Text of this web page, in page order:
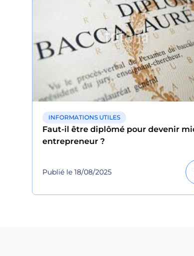
INFORMATIONS UTILES
Faut-il être diplômé pour devenir
entrepreneur ?
Publié le 18/08/2025